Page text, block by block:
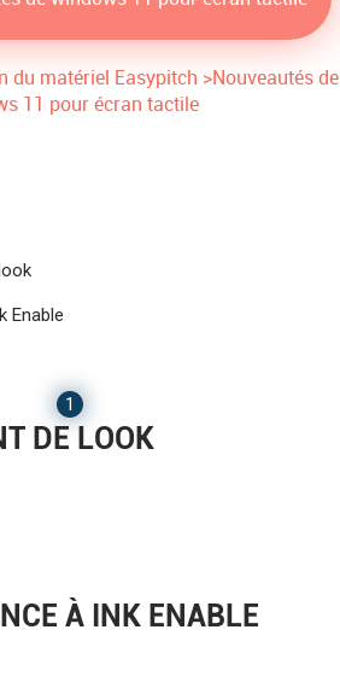
du matériel Easypitch >Nouveautés de
11 pour écran tactile
Enable
1
DE LOOK
À INK ENABLE